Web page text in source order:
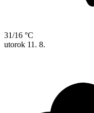
31/16 °C
utorok 11. 8.